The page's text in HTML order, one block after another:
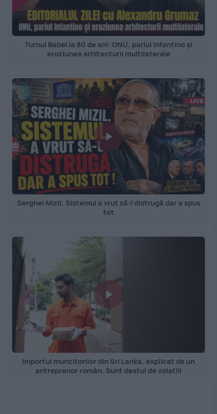
Turnul Babel la 80 de ani: ONU, pariul Infantino și
eroziunea arhitecturii multilaterale
Serghei Mizil. Sistemul a vrut să-l distrugă dar a spus
tot
Importul muncitorilor din Sri Lanka, explicat de un
antreprenor român. Sunt destul de volatili